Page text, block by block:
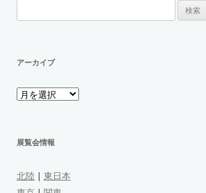
索:
アーカイブ
ア
ー
展覧会情報
北陸 | 東日本